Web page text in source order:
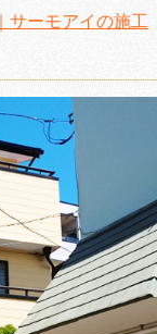
サーモアイの施工